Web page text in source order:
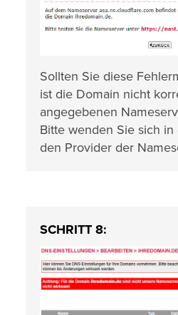
Sollten Sie diese
ist die Domain nicht
angegebenen
Bitte wenden Sie sich in
den Provider der
SCHRITT 8: